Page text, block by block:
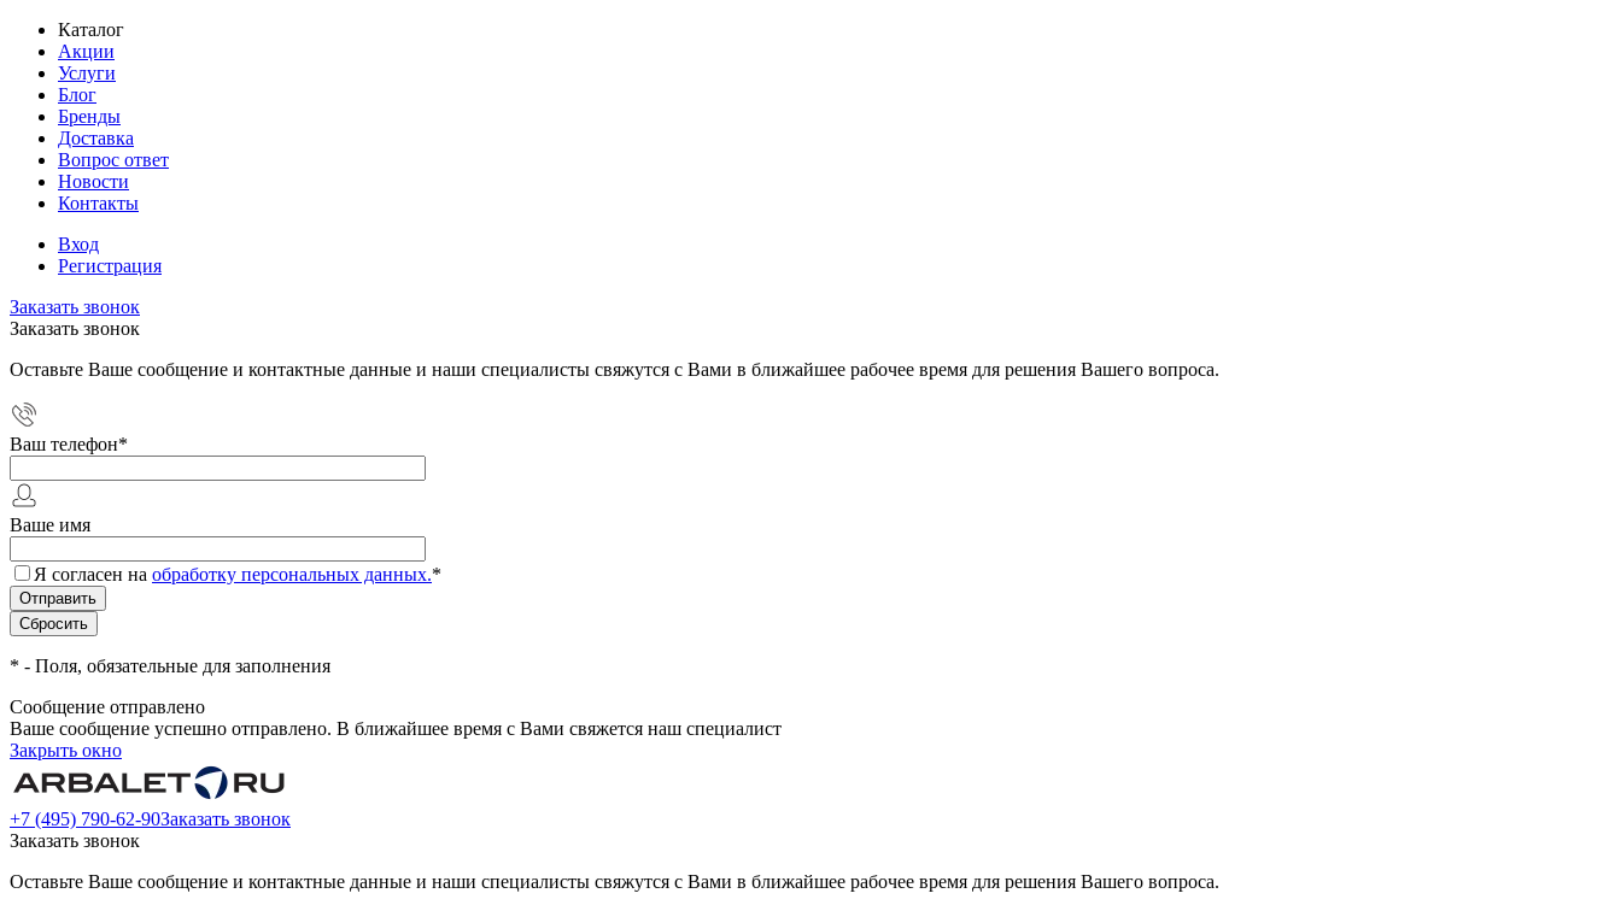
Каталог
Акции
Услуги
Блог
Бренды
Доставка
Вопрос ответ
Новости
Контакты
Вход
Регистрация
Заказать звонок
Заказать звонок
Оставьте Ваше сообщение и контактные данные и наши специалисты свяжутся с Вами в ближайшее рабочее время для решения Вашего вопроса.
Ваш телефон*
Ваше имя
Я согласен на обработку персональных данных.*
* - Поля, обязательные для заполнения
Сообщение отправлено
Ваше сообщение успешно отправлено. В ближайшее время с Вами свяжется наш специалист
Закрыть окно
+7 (495) 790-62-90Заказать звонок
Заказать звонок
Оставьте Ваше сообщение и контактные данные и наши специалисты свяжутся с Вами в ближайшее рабочее время для решения Вашего вопроса.